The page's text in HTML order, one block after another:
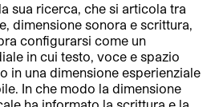
sua ricerca, che si articola tra
dimensione sonora e scrittura,
configurarsi come un
in cui testo, voce e spazio
in una dimensione esperienziale
In che modo la dimensione